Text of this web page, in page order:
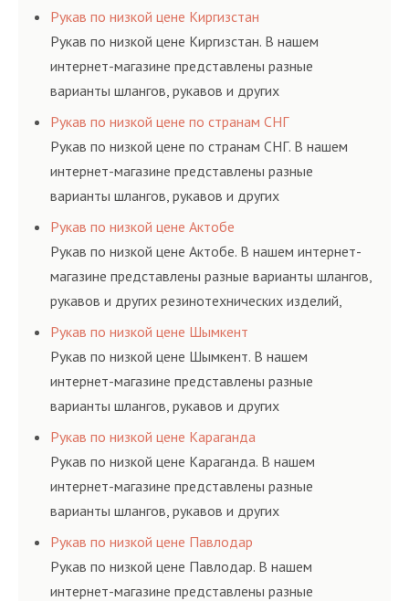
резинотехнических изделий, соответствующих
ГОСТам, техническим условиям и нормативам.
Рукав по низкой цене Киргизстан
Рукав по низкой цене Киргизстан. В нашем
интернет-магазине представлены разные
варианты шлангов, рукавов и других
резинотехнических изделий, соответствующих
ГОСТам, техническим условиям и нормативам.
Рукав по низкой цене по странам СНГ
Рукав по низкой цене по странам СНГ. В нашем
интернет-магазине представлены разные
варианты шлангов, рукавов и других
резинотехнических изделий, соответствующих
ГОСТам, техническим условиям и нормативам.
Рукав по низкой цене Актобе
Рукав по низкой цене Актобе. В нашем интернет-
магазине представлены разные варианты шлангов,
рукавов и других резинотехнических изделий,
соответствующих ГОСТам, техническим условиям
и нормативам.
Рукав по низкой цене Шымкент
Рукав по низкой цене Шымкент. В нашем
интернет-магазине представлены разные
варианты шлангов, рукавов и других
резинотехнических изделий, соответствующих
ГОСТам, техническим условиям и нормативам.
Рукав по низкой цене Караганда
Рукав по низкой цене Караганда. В нашем
интернет-магазине представлены разные
варианты шлангов, рукавов и других
резинотехнических изделий, соответствующих
ГОСТам, техническим условиям и нормативам.
Рукав по низкой цене Павлодар
Рукав по низкой цене Павлодар. В нашем
интернет-магазине представлены разные